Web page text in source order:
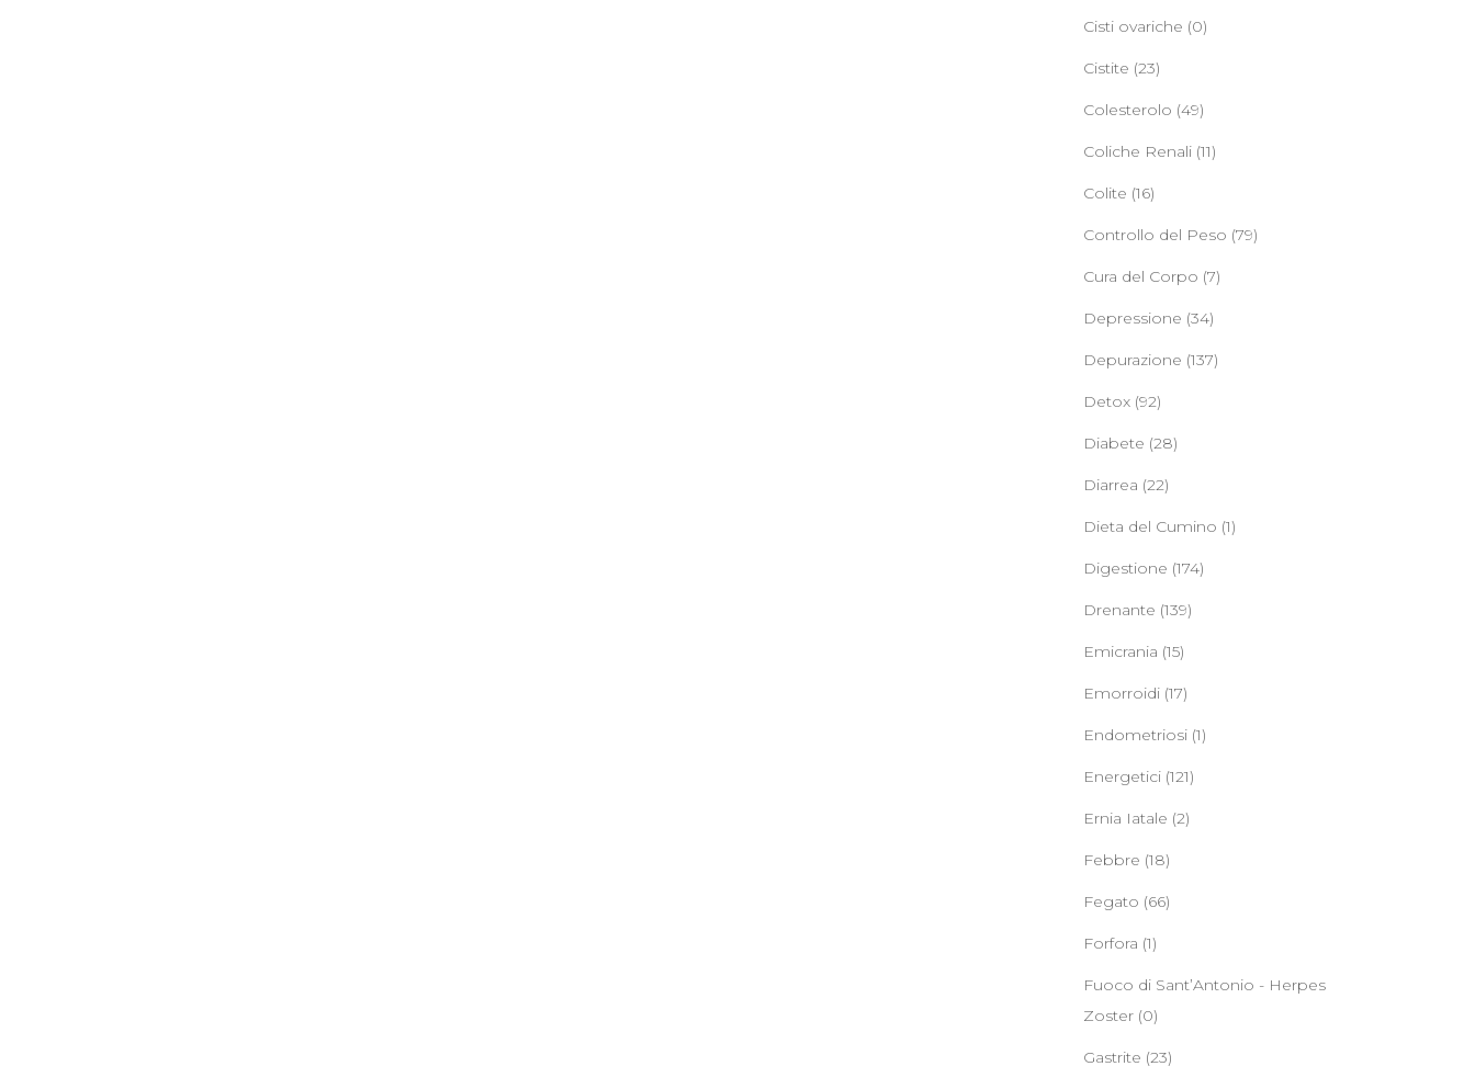
Cisti ovariche (0)
Cistite (23)
Colesterolo (49)
Coliche Renali (11)
Colite (16)
Controllo del Peso (79)
Cura del Corpo (7)
Depressione (34)
Depurazione (137)
Detox (92)
Diabete (28)
Diarrea (22)
Dieta del Cumino (1)
Digestione (174)
Drenante (139)
Emicrania (15)
Emorroidi (17)
Endometriosi (1)
Energetici (121)
Ernia Iatale (2)
Febbre (18)
Fegato (66)
Forfora (1)
Fuoco di Sant’Antonio - Herpes
Zoster (0)
Gastrite (23)